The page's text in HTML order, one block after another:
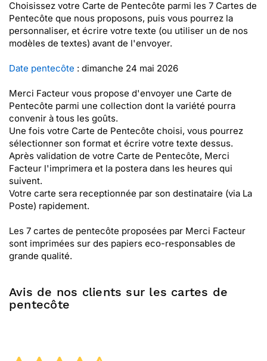
Choisissez votre Carte de Pentecôte parmi les 7 Cartes de
Pentecôte que nous proposons, puis vous pourrez la
personnaliser, et écrire votre texte (ou utiliser un de nos
modèles de textes) avant de l'envoyer.
Date pentecôte : dimanche 24 mai 2026
Merci Facteur vous propose d'envoyer une Carte de
Pentecôte parmi une collection dont la variété pourra
convenir à tous les goûts.
Une fois votre Carte de Pentecôte choisi, vous pourrez
sélectionner son format et écrire votre texte dessus.
Après validation de votre Carte de Pentecôte, Merci
Facteur l'imprimera et la postera dans les heures qui
suivent.
Votre carte sera receptionnée par son destinataire (via La
Poste) rapidement.
Les 7 cartes de pentecôte proposées par Merci Facteur
sont imprimées sur des papiers eco-responsables de
grande qualité.
Avis de nos clients sur les cartes de
pentecôte